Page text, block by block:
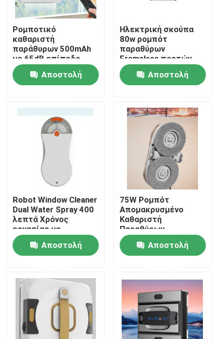
σπίτι
Προϊόντα
βίντεο
Περίπου εμείς
Γύρος εργοστασίων
Ποιοτικός έλεγχος
Ζητήστε ένα απόσπασμα
Καθαριστής παραθύρων ρομπότ
Ρομποτικό
καθαριστή
παράθυρων 500mAh
με 65dB επίπεδο
θορύβου
Αποστολή
Ηλεκτρική σκούπα
80w ρομπότ
παραθύρων
Frameless πορτών
επιτραπέζιου
γυαλιούΑποστολή
Robot Window Cleaner
Dual Water Spray 400
λεπτά Χρόνος
εργασίας με
τηλεχειριστήριο
Αποστολή
75W Ρομπότ
Απομακρυσμένο
Καθαριστή
Παραθύρων
Βούρτσας Μηχανή
Μακρά διάρκεια
ζωής
Αποστολή